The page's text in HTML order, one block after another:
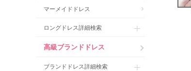
マーメイドドレス
ロングドレス詳細検索
高級ブランドドレス
ブランドドレス詳細検索